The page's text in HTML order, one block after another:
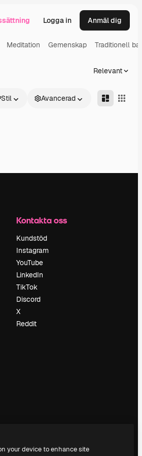
Logga in Anmäl dig
Meditation Gemenskap Traditionell
Relevant
Stil Avancerad
Kontakta oss
Kundstöd
Instagram
YouTube
LinkedIn
TikTok
Discord
X
Reddit
your device to enhance site